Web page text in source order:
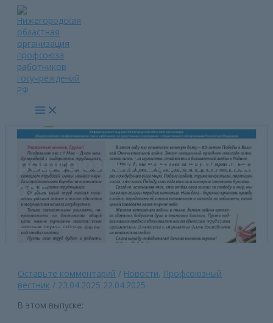
Перейти
содержимому
Main
Menu
Профсоюзный вестник, май
2025
Главная страница»Профсоюзный вестник, май 2025
Оставьте комментарий / Новости, Профсоюзный
вестник / 23.04.2025 22.04.2025
В этом выпуске: